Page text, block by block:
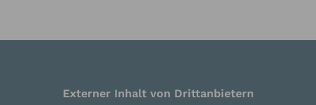
Externer Inhalt von Drittanbietern